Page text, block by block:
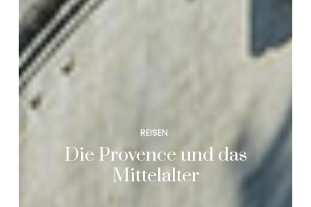
REISEN
Die Provence und das
Mittelalter